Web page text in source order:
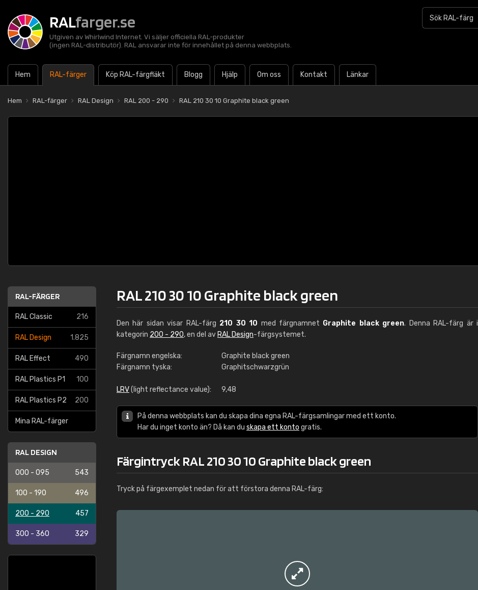
RALfarger.se
Utgiven av Whirlwind Internet. Vi säljer officiella RAL-produkter
(ingen RAL-distributör). RAL ansvarar inte för innehållet på denna webbplats.
Hem RAL-färger Köp RAL-färgfläkt Blogg Hjälp Om oss Kontakt Länkar
Hem RAL-färger RAL Design RAL 200 - 290 RAL 210 30 10 Graphite black green
RAL-FÄRGER
RAL Classic 216
RAL Design 1.825
RAL Effect 490
RAL Plastics P1 100
RAL Plastics P2 200
Mina RAL-färger
RAL DESIGN
000 - 095 543
100 - 190 496
200 - 290 457
300 - 360 329
RAL 210 30 10 Graphite black green
Den här sidan visar RAL-färg 210 30 10 med färgnamnet Graphite black green. Denna RAL-färg är i
kategorin 200 - 290, en del av RAL Design-färgsystemet.
Färgnamn engelska:
Graphite black green
Färgnamn tyska:
Graphitschwarzgrün
LRV(light reflectance value): 9,48
På denna webbplats kan du skapa dina egna RAL-färgsamlingar med ett konto.
Har du inget konto än? Då kan du skapa ett konto gratis.
Färgintryck RAL 210 30 10 Graphite black green
Tryck på färgexemplet nedan för att förstora denna RAL-färg:
RAL K7 vattenbaserad